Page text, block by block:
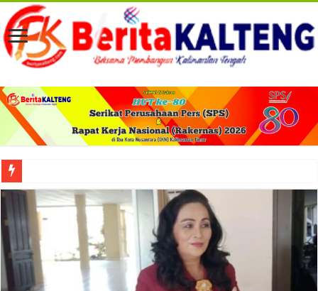
Viral! Selama Dua Bulan Lebih Siltap Serta Tunjangan Pemdes dan BPD di